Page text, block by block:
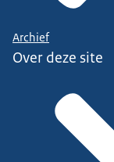
Archief
Over deze site